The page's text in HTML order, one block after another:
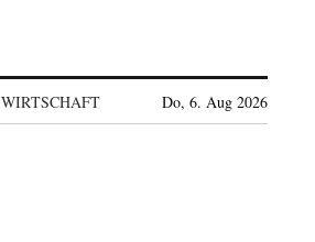
WIRTSCHAFT Do, 6. Aug 2026